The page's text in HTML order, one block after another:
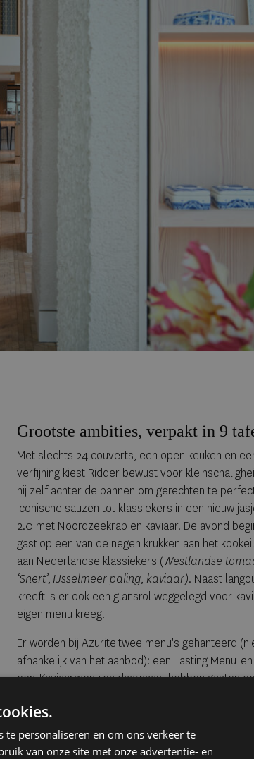
Grootste ambities, verpakt in 9
Met slechts 24 couverts, een open keuken en
verfijning kiest Ridder bewust voor
hij zelf achter de pannen om gerechten te
iconische sauzen tot klassiekers in een nieuw
2.0 met Noordzeekrab en kaviaar. De avond
gast op een van de negen krukken aan het
aan Nederlandse klassiekers (Westlandse
‘Snert’, IJsselmeer paling, kaviaar). Naast
kreeft is er ook een glansrol weggelegd voor
eigen menu kreeg.
Er worden bij Azurite twee menu's gehanteerd
afhankelijk van het aanbod): een Tasting Menu en
een Kaviaarmenu en daarnaast hebben gasten
gerechten uit deze menu's à-la-carte te
keer alles geven en koken op het allerhoogste
chef, die eerder furore maakte met De
en Joelia (1 Michelinster) in Rotterdam.
personaliseren en om ons verkeer te
van onze site met onze advertentie- en